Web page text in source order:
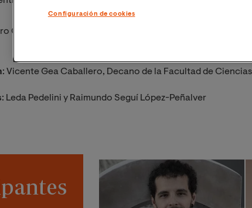
Gullón Tosio. Director General de Salud Pública y
: Vicente Gea Caballero, Decano de la Facultad de
: Leda Pedelini y Raimundo Seguí López-Peñalver
Configuración de cookies